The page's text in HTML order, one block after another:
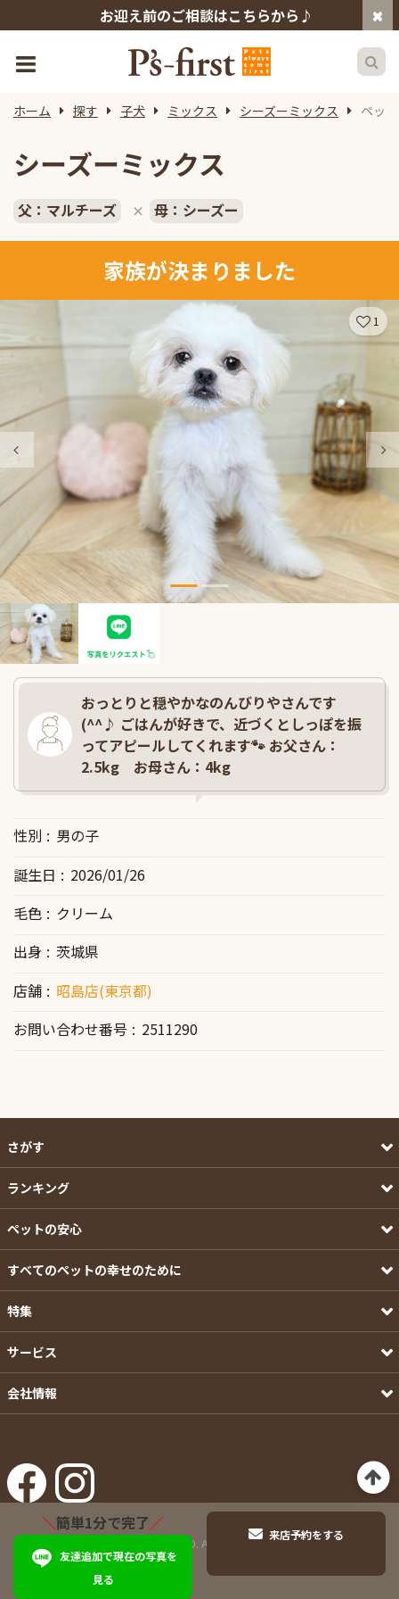
お迎え前のご相談はこちらから♪
ホーム 探す 子犬 ミックス シーズーミックス ペッ
シーズーミックス
父：マルチーズ × 母：シーズー
家族が決まりました
1
おっとりと穏やかなのんびりやさんです
(^^♪ ごはんが好きで、近づくとしっぽを振
ってアピールしてくれます🐾 お父さん：
2.5kg お母さん：4kg
性別
男の子
誕生日
2026/01/26
毛色
クリーム
出身
茨城県
店舗
昭島店(東京都)
お問い合わせ番号
2511290
さがす
ランキング
ペットの安心
すべてのペットの幸せのために
特集
サービス
会社情報
©Pets-first CO.,LTD. All Rights Reserved.
＼簡単1分で完了／
友達追加で現在の写真を
見る
来店予約をする